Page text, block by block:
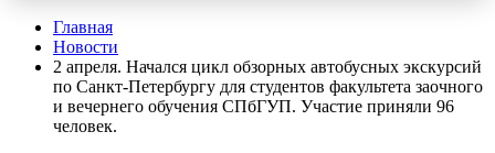
Главная
Новости
2 апреля. Начался цикл обзорных автобусных экскурсий
по Санкт-Петербургу для студентов факультета заочного
и вечернего обучения СПбГУП. Участие приняли 96
человек.